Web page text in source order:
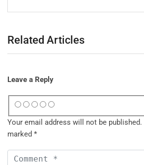
Related Articles
Leave a Reply
Your email address will not be published.
marked *